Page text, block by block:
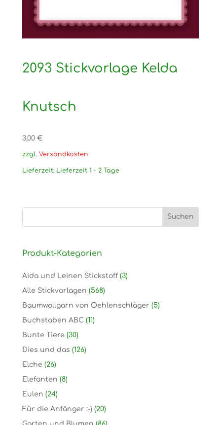
2093 Stickvorlage Kelda
Knutsch
3,00 €
zzgl. Versandkosten
Lieferzeit: Lieferzeit 1 - 2 Tage
Produkt-Kategorien
Aida und Leinen Stickstoff (3)
Alle Stickvorlagen (568)
Baumwollgarn von Oehlenschläger (5)
Buchstaben ABC (11)
Bunte Tiere (30)
Dies und das (126)
Elche (26)
Elefanten (8)
Eulen (24)
Für die Anfänger :-) (20)